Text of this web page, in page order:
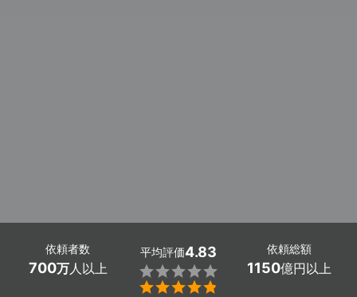
依頼者数
700万人以上
平均評価4.83


依頼総額
1150億円以上